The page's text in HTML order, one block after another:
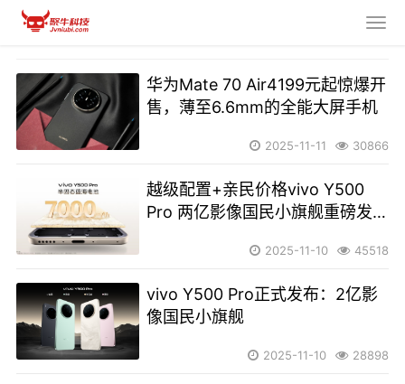
华为Mate 70 Air4199元起惊爆开
售，薄至6.6mm的全能大屏手机
2025-11-11 30866
越级配置+亲民价格vivo Y500
Pro 两亿影像国民小旗舰重磅发
2025-11-10 45518
vivo Y500 Pro正式发布：2亿影
像国民小旗舰
2025-11-10 28898